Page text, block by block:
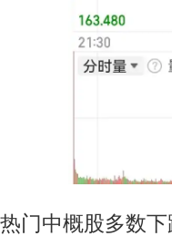
热门中概股多数